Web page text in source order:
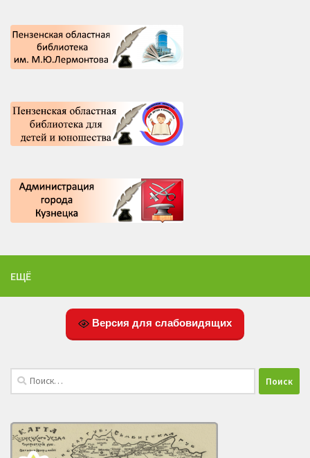
ЕЩЁ
Версия для слабовидящих
Найти: